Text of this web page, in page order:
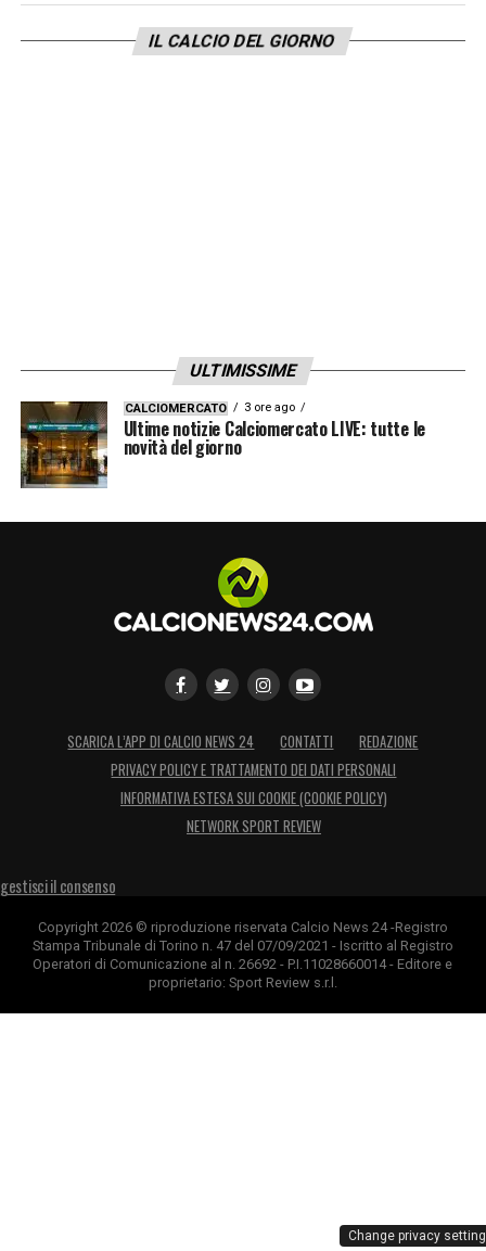
IL CALCIO DEL GIORNO
ULTIMISSIME
CALCIOMERCATO 3 ore ago
Ultime notizie Calciomercato LIVE: tutte le
novità del giorno
SCARICA L’APP DI CALCIO NEWS 24 CONTATTI
REDAZIONE
PRIVACY POLICY E TRATTAMENTO DEI DATI PERSONALI
INFORMATIVA ESTESA SUI COOKIE (COOKIE POLICY)
NETWORK SPORT REVIEW
gestisci il consenso
Copyright 2026 © riproduzione riservata Calcio News 24 -Registro
Stampa Tribunale di Torino n. 47 del 07/09/2021 - Iscritto al Registro
Operatori di Comunicazione al n. 26692 - P.I.11028660014 - Editore e
proprietario: Sport Review s.r.l.
Change privacy